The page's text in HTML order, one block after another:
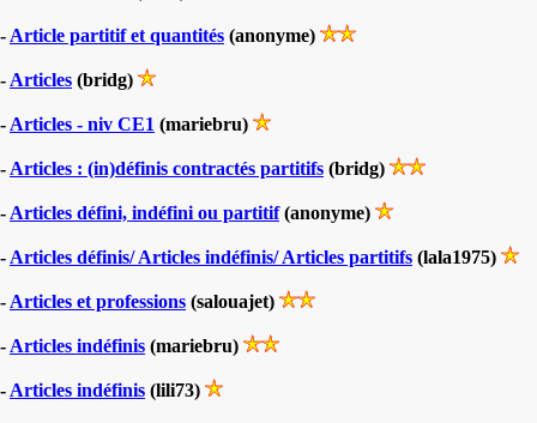
- Article partitif et quantités (anonyme)
- Articles (bridg)
- Articles - niv CE1 (mariebru)
- Articles : (in)définis contractés partitifs (bridg)
- Articles défini, indéfini ou partitif(anonyme)
- Articles définis/ Articles indéfinis/ Articles partitifs (lala1975)
- Articles et professions (salouajet)
- Articles indéfinis (mariebru)
- Articles indéfinis (lili73)